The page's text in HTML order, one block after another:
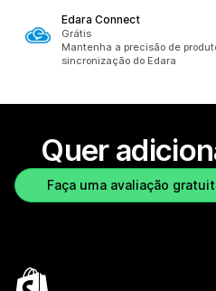
Edara Connect
Grátis
Mantenha a precisão de
sincronização do Edara
Quer
Faça uma avaliação